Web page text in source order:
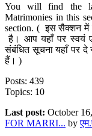
You will find the
Matrimonies in this
section. ( इस सैक्शन में
है। आप यहाँ पर स्वयं
संबंधित सूचना यहाँ पर
हैं। )
Posts: 439
Topics: 10
Last post: October
FOR MARRI... by